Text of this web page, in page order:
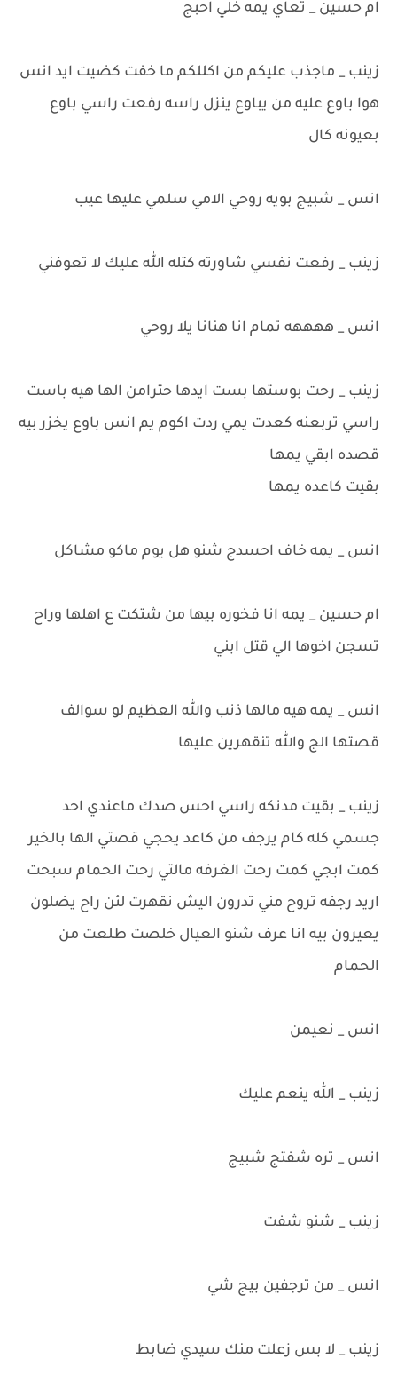
ام حسين _ تعاي يمه خلي احبج
زينب _ ماجذب عليكم من اكللكم ما خفت كضيت ايد انس
هوا باوع عليه من يباوع ينزل راسه رفعت راسي باوع
بعيونه كال
انس _ شبيج بويه روحي الامي سلمي عليها عيب
زينب _ رفعت نفسي شاورته كتله الله عليك لا تعوفني
انس _ ههههه تمام انا هنانا يلا روحي
زينب _ رحت بوستها بست ايدها حترامن الها هيه باست
راسي تربعنه كعدت يمي ردت اكوم يم انس باوع يخزر بيه
قصده ابقي يمها
بقيت كاعده يمها
انس _ يمه خاف احسدج شنو هل يوم ماكو مشاكل
ام حسين _ يمه انا فخوره بيها من شتكت ع اهلها وراح
تسجن اخوها الي قتل ابني
انس _ يمه هيه مالها ذنب والله العظيم لو سوالف
قصتها الج والله تنقهرين عليها
زينب _ بقيت مدنكه راسي احس صدك ماعندي احد
جسمي كله كام يرجف من كاعد يحجي قصتي الها بالخير
كمت ابجي كمت رحت الغرفه مالتي رحت الحمام سبحت
اريد رجفه تروح مني تدرون اليش نقهرت لئن راح يضلون
يعيرون بيه انا عرف شنو العيال خلصت طلعت من
الحمام
انس _ نعيمن
زينب _ الله ينعم عليك
انس _ تره شفتج شبيج
زينب _ شنو شفت
انس _ من ترجفين بيج شي
زينب _ لا بس زعلت منك سيدي ضابط